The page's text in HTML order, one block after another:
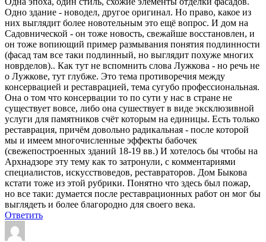
Одно здание - новодел, другое оригинал. Но право, какое из
них выглядит более новотельным это ещё вопрос. И дом на
Садовнической - он тоже новость, свежайше восстановлен, и
он тоже вопиющий пример размывания понятия подлинности
(фасад там все таки подлинный, но выглядит похуже многих
новрделов).. Как тут не вспомнить слова Лужкова - но речь не
о Лужкове, тут глубже. Это тема противоречия между
консервацией и реставрацией, тема сугубо профессиональная.
Она о том что консервации то по сути у нас в стране не
существует вовсе, либо она сушествует в виде эксклюзивной
услуги для памятников счёт которым на единицы. Есть только
реставрация, причём довольно радикальная - после которой
мы и имеем многочисленные эффекты бабочек
(свежепостроенных зданий 18-19 вв.) И хотелось бы чтобы на
Архнадзоре эту тему как то затронули, с комментариями
специалистов, искусствоведов, реставраторов. Дом Быкова
кстати тоже из этой рубрики. Понятно что здесь был пожар,
но все таки: думается после реставрационных работ он мог бы
выглядеть и более благородно для своего века.
Ответить